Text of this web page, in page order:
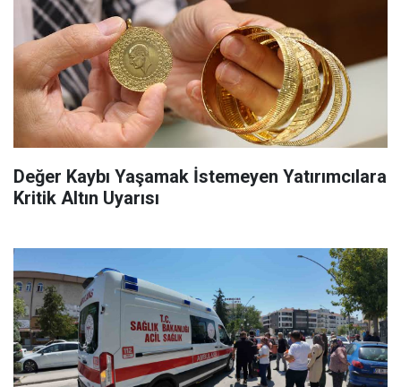
Değer Kaybı Yaşamak İstemeyen Yatırımcılara
Kritik Altın Uyarısı